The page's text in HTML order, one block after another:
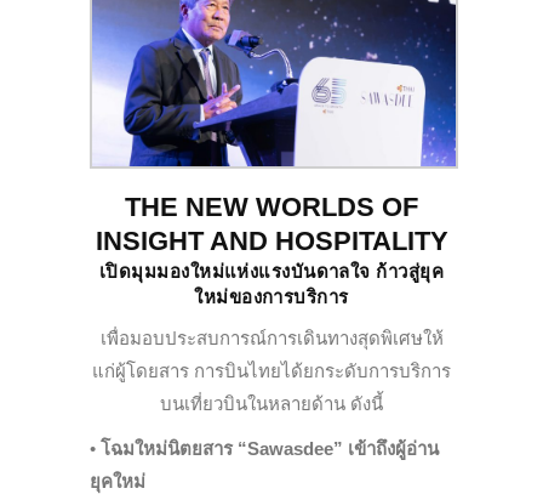
THE NEW WORLDS OF
INSIGHT AND HOSPITALITY
เปิดมุมมองใหม่แห่งแรงบันดาลใจ ก้าวสู่ยุค
ใหม่ของการบริการ
เพื่อมอบประสบการณ์การเดินทางสุดพิเศษให้
แก่ผู้โดยสาร การบินไทยได้ยกระดับการบริการ
บนเที่ยวบินในหลายด้าน ดังนี้
• โฉมใหม่นิตยสาร “Sawasdee” เข้าถึงผู้อ่าน
ยุคใหม่